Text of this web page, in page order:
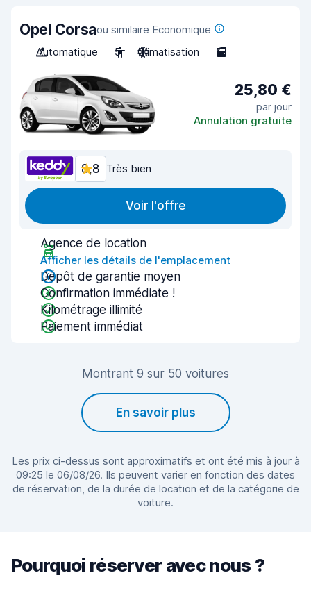
Opel Corsaou similaire Economique
Automatique
5 Climatisation 5
25,80 €
par jour
Annulation gratuite
8,8 Très bien
Voir l'offre
Agence de location
Afficher les détails de l'emplacement
Dépôt de garantie moyen
Confirmation immédiate !
Kilométrage illimité
Paiement immédiat
Montrant 9 sur 50 voitures
En savoir plus
Les prix ci-dessus sont approximatifs et ont été mis à jour à
09:25 le 06/08/26. Ils peuvent varier en fonction des dates
de réservation, de la durée de location et de la catégorie de
voiture.
Pourquoi réserver avec nous ?